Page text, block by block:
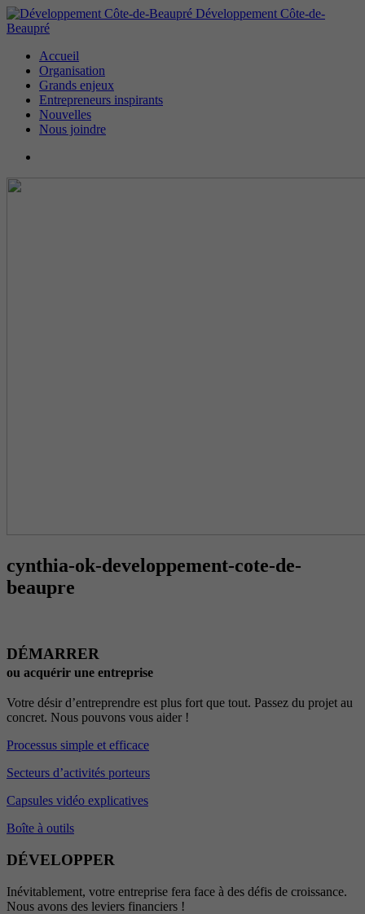
Développement Côte-de-
Beaupré
Accueil
Organisation
Grands enjeux
Entrepreneurs inspirants
Nouvelles
Nous joindre
cynthia-ok-developpement-cote-de-
beaupre
DÉMARRER
ou acquérir une entreprise
Votre désir d’entreprendre est plus fort que tout. Passez du projet au
concret. Nous pouvons vous aider !
Processus simple et efficace
Secteurs d’activités porteurs
Capsules vidéo explicatives
Boîte à outils
DÉVELOPPER
Inévitablement, votre entreprise fera face à des défis de croissance.
Nous avons des leviers financiers !